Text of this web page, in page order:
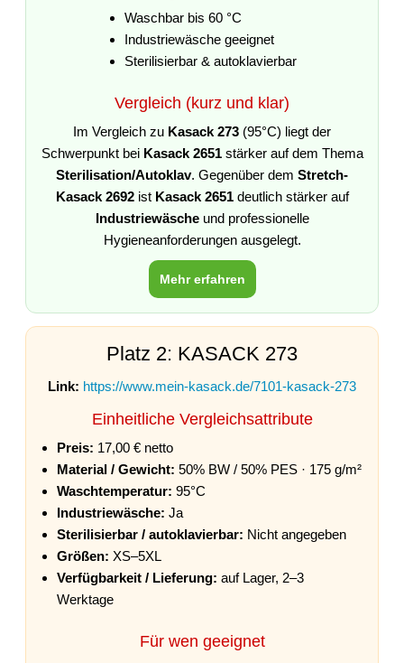
Waschbar bis 60 °C
Industriewäsche geeignet
Sterilisierbar & autoklavierbar
Vergleich (kurz und klar)
Im Vergleich zu Kasack 273 (95°C) liegt der
Schwerpunkt bei Kasack 2651stärker auf dem Thema
Sterilisation/Autoklav. Gegenüber dem Stretch-
Kasack 2692ist Kasack 2651deutlich stärker auf
Industriewäscheund professionelle
Hygieneanforderungen ausgelegt.
Mehr erfahren
Platz 2: KASACK 273
Link: https://www.mein-kasack.de/7101-kasack-273
Einheitliche Vergleichsattribute
Preis: 17,00 € netto
Material / Gewicht: 50% BW / 50% PES · 175 g/m²
Waschtemperatur: 95°C
Industriewäsche: Ja
Sterilisierbar / autoklavierbar: Nicht angegeben
Größen: XS–5XL
Verfügbarkeit / Lieferung: auf Lager, 2–3
Werktage
Für wen geeignet